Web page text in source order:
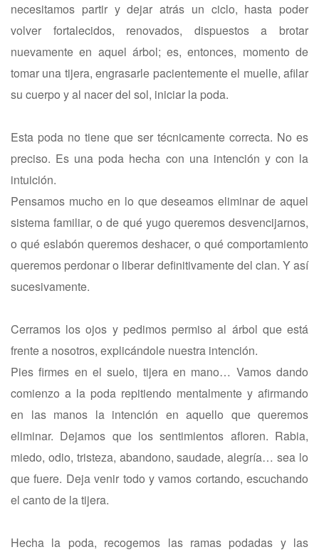
necesitamos partir y dejar atrás un ciclo, hasta poder
volver fortalecidos, renovados, dispuestos a brotar
nuevamente en aquel árbol; es, entonces, momento de
tomar una tijera, engrasarle pacientemente el muelle, afilar
su cuerpo y al nacer del sol, iniciar la poda.
Esta poda no tiene que ser técnicamente correcta. No es
preciso. Es una poda hecha con una intención y con la
intuición.
Pensamos mucho en lo que deseamos eliminar de aquel
sistema familiar, o de qué yugo queremos desvencijarnos,
o qué eslabón queremos deshacer, o qué comportamiento
queremos perdonar o liberar definitivamente del clan. Y así
sucesivamente.
Cerramos los ojos y pedimos permiso al árbol que está
frente a nosotros, explicándole nuestra intención.
Pies firmes en el suelo, tijera en mano… Vamos dando
comienzo a la poda repitiendo mentalmente y afirmando
en las manos la intención en aquello que queremos
eliminar. Dejamos que los sentimientos afloren. Rabia,
miedo, odio, tristeza, abandono, saudade, alegría… sea lo
que fuere. Deja venir todo y vamos cortando, escuchando
el canto de la tijera.
Hecha la poda, recogemos las ramas podadas y las